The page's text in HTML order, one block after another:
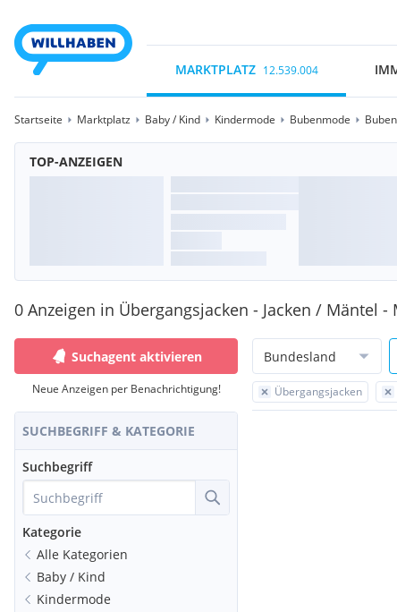
MARKTPLATZ 12.539.004
Startseite Marktplatz Baby / Kind Kindermode Bubenmode
TOP-ANZEIGEN
0 Anzeigen in Übergangsjacken - Jacken / Mäntel -
Suchagent aktivieren
Neue Anzeigen per Benachrichtigung!
SUCHBEGRIFF & KATEGORIE
Suchbegriff
Kategorie
Alle Kategorien
Baby / Kind
Kindermode
Bundesland
Übergangsjacken